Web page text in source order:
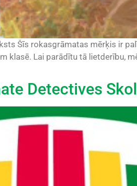
Šīs rokasgrāmatas mērķis ir
klasē. Lai parādītu tā lietderību,
Detectives